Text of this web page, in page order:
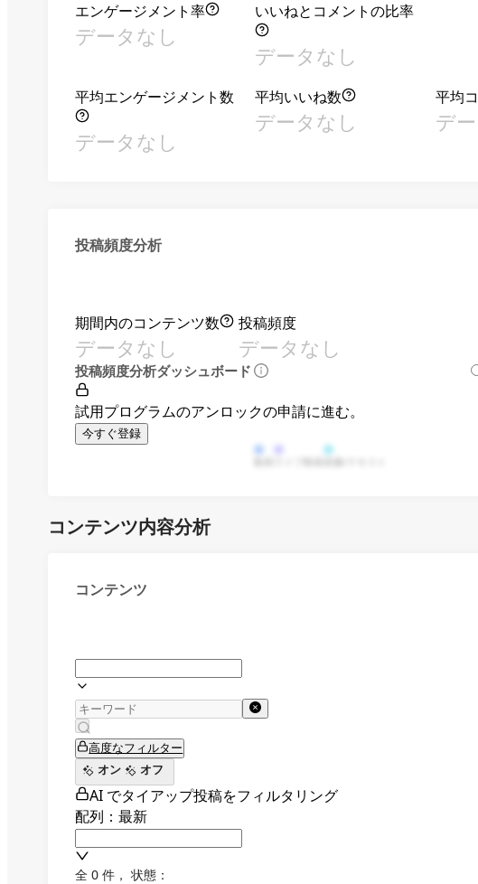
エンゲージメント率
データなし
いいねとコメントの比率
データなし
平均エンゲージメント数
データなし
平均いいね数
データなし
平均
デ
投稿頻度分析
期間内のコンテンツ数
データなし
投稿頻度
データなし
投稿頻度分析ダッシュボード
試用プログラムのアンロックの申請に進む。
今すぐ登録
コンテンツ内容分析
コンテンツ
高度なフィルター
オン
オフ
AI でタイアップ投稿をフィルタリング
配列：最新
全 0 件 ， 状態：